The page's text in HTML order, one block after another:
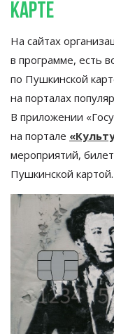
карте
На сайтах
в программе, есть
по Пушкинской
на порталах
В приложении «
на портале «
мероприятий,
Пушкинской картой.